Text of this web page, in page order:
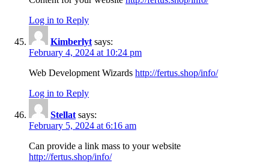
Log in to Reply
Kimberlyt says:
February 4, 2024 at 10:24 pm
Web Development Wizards http://fertus.shop/info/
Log in to Reply
Stellat says:
February 5, 2024 at 6:16 am
Can provide a link mass to your website
http://fertus.shop/info/